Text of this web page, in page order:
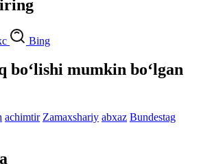
Bing
bo‘lishi mumkin bo‘lgan
achimtir Zamaxshariy abxaz Bundestag